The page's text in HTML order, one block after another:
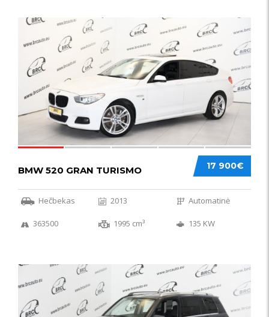
17 900€
BMW 520 GRAN TURISMO
Hečbekas 2013 Automatinė
363500 1995 cm³ 135 KW
IŠSKIRTINIS